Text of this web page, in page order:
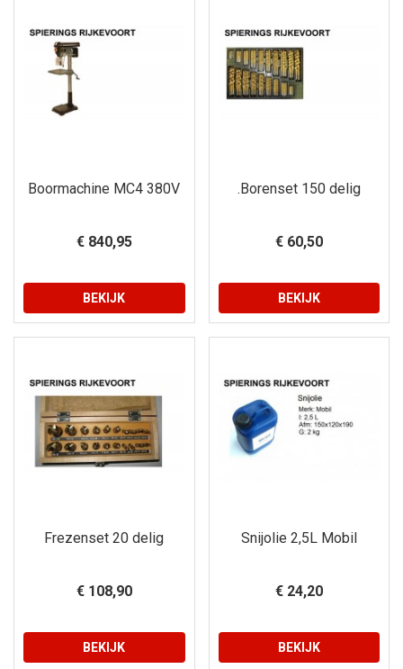
Boormachine MC4 380V
€ 840,95
BEKIJK
.Borenset 150 delig
€ 60,50
BEKIJK
Frezenset 20 delig
€ 108,90
BEKIJK
Snijolie 2,5L Mobil
€ 24,20
BEKIJK